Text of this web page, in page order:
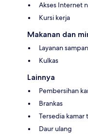
Akses Internet
Kursi kerja
Makanan dan
Layanan
Kulkas
Lainnya
Pembersihan
Brankas
Tersedia
Daur ulang